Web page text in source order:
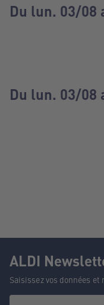
Du lun. 03/08
Du lun. 03/08
ALDI
Saisissez vos données